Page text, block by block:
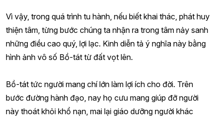
Vì vậy, trong quá trình tu hành, nếu biết khai thác, phát huy
thiện tâm, từng bước chúng ta nhận ra trong tâm nảy sanh
những điều cao quý, lợi lạc. Kinh diễn tả ý nghĩa này bằng
hình ảnh vô số Bồ-tát từ đất vọt lên.
Bồ-tát tức người mang chí lớn làm lợi ích cho đời. Trên
bước đường hành đạo, nay họ cưu mang giúp đỡ người
này thoát khỏi khổ nạn, mai lại giáo dưỡng người khác